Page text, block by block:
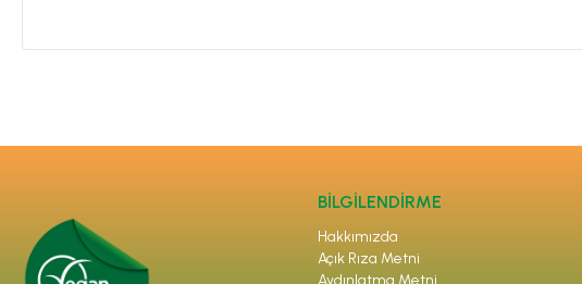
BİLGİLENDİRME
Hakkımızda
Açık Rıza Metni
Aydınlatma Metni